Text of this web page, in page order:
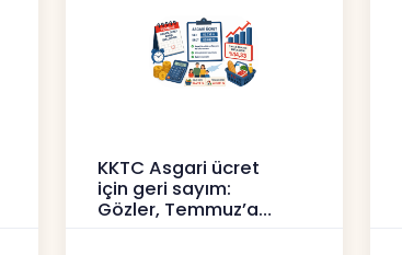
KKTC Asgari ücret
için geri sayım:
Gözler, Temmuz’a